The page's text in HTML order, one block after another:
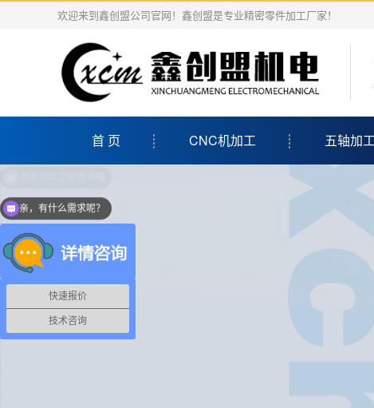
欢迎来到鑫创盟公司官网！鑫创盟是专业精密零件加工厂家！
首 页 CNC机加工 五轴加
快速报价
技术咨询
亲，有什么需求呢？